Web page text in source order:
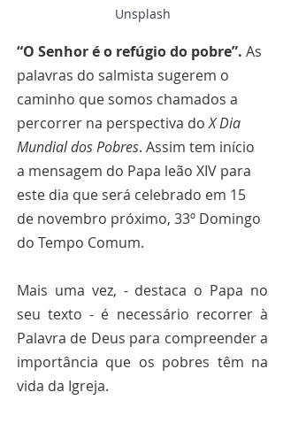
Unsplash
“O Senhor é o refúgio do pobre”. As
palavras do salmista sugerem o
caminho que somos chamados a
percorrer na perspectiva do X Dia
Mundial dos Pobres. Assim tem início
a mensagem do Papa leão XIV para
este dia que será celebrado em 15
de novembro próximo, 33º Domingo
do Tempo Comum.
Mais uma vez, - destaca o Papa no
seu texto - é necessário recorrer à
Palavra de Deus para compreender a
importância que os pobres têm na
vida da Igreja.